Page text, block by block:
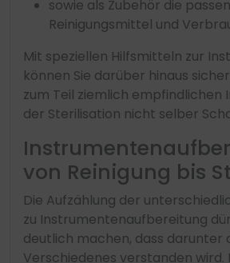
sowie als Zubehör die
Reinigungsmittel und
Mit speziellen Hilfsmitteln zur
können Sie darüber hinaus
zum Teil ziemlich empfindlichen
der Sterilisation nicht selber
von Reinigung bis
Die Aufzählung der
zu Instrumentenaufbereitung
deutlich machen, dass darunter
Verschiedenes verstanden wird.